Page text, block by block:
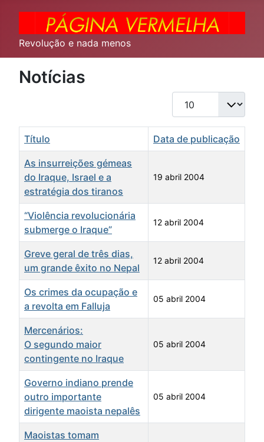
Revolução e nada menos
Notícias
Qtd. a exibir
Título Data de publicação
As insurreições gémeas
do Iraque, Israel e a
estratégia dos tiranos
19 abril 2004
“Violência revolucionária
submerge o Iraque”
12 abril 2004
Greve geral de três dias,
um grande êxito no Nepal
12 abril 2004
Os crimes da ocupação e
a revolta em Falluja
05 abril 2004
Mercenários:
O segundo maior
contingente no Iraque
05 abril 2004
Governo indiano prende
outro importante
dirigente maoista nepalês
05 abril 2004
Maoistas tomam